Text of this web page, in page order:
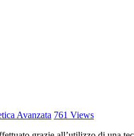
Avanzata 761 Views